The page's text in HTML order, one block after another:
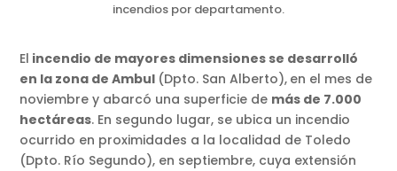
incendios por departamento.
El incendio de mayores dimensiones se desarrolló
en la zona de Ambul (Dpto. San Alberto), en el mes de
noviembre y abarcó una superficie de más de 7.000
hectáreas. En segundo lugar, se ubica un incendio
ocurrido en proximidades a la localidad de Toledo
(Dpto. Río Segundo), en septiembre, cuya extensión